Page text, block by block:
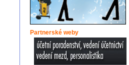
Partnerské weby